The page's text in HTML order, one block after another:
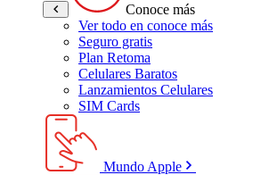
Conoce más
Ver todo en conoce más
Seguro gratis
Plan Retoma
Celulares Baratos
Lanzamientos Celulares
SIM Cards
Mundo Apple